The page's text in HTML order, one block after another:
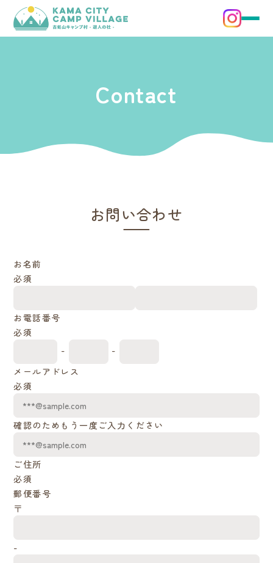
Contact
お問い合わせ
お名前
必須
お電話番号
必須
-
-
メールアドレス
必須
確認のためもう一度ご入力ください
ご住所
必須
郵便番号
〒
-